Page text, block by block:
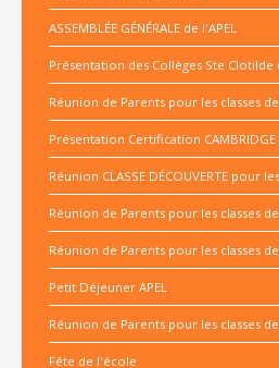
ASSEMBLÉE GÉNÉRALE de l'APEL
Présentation des Collèges Ste Clotilde
Réunion de Parents pour les classes
Présentation Certification
Réunion CLASSE DÉCOUVERTE pour
Réunion de Parents pour les classes de
Réunion de Parents pour les classes
Petit Déjeuner APEL
Réunion de Parents pour les classes de
Fête de l'école